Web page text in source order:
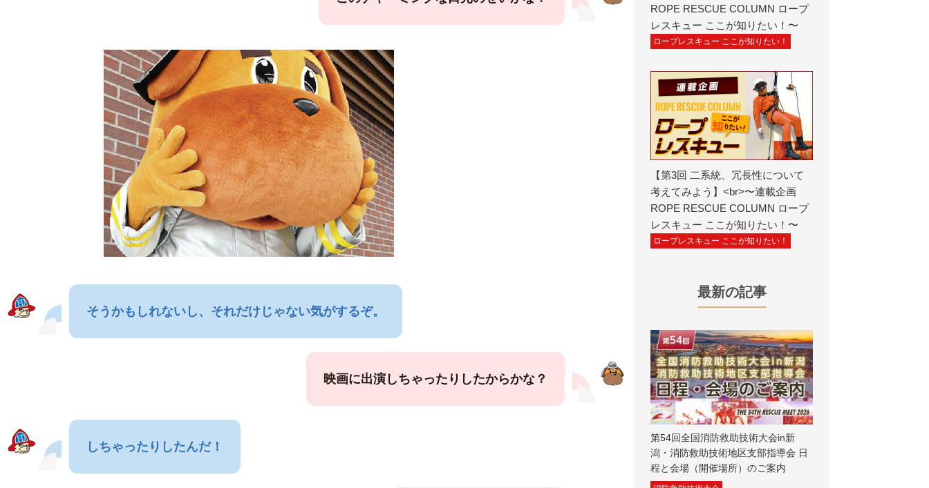
そうかもしれないし、それだけじゃない気がするぞ。
映画に出演しちゃったりしたからかな？
しちゃったりしたんだ！
ROPE RESCUE COLUMN ロープ
レスキュー ここが知りたい！〜
ロープレスキュー ここが知りたい！
【第3回 二系統、冗長性について
考えてみよう】<br>〜連載企画
ROPE RESCUE COLUMN ロープ
レスキュー ここが知りたい！〜
ロープレスキュー ここが知りたい！
最新の記事
第54回全国消防救助技術大会in新
潟・消防救助技術地区支部指導会 日
程と会場（開催場所）のご案内